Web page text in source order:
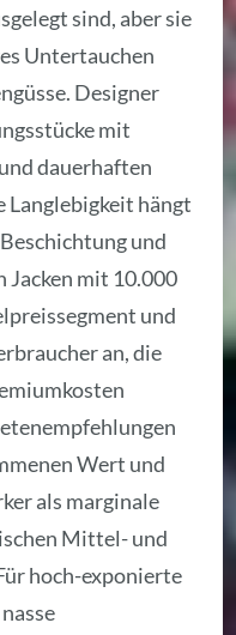
sind, aber sie
Untertauchen
Designer
mit
dauerhaften
Langlebigkeit hängt
und
Jacken mit 10.000
und
an, die
Wert und
als marginale
Mittel- und
hoch-exponierte